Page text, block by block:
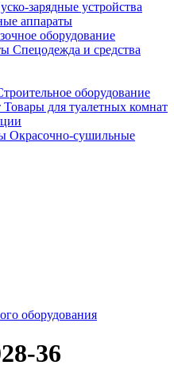
зарядные устройства
аппараты
оборудование
Спецодежда и средства
оборудование
Товары для туалетных комнат
Окрасочно-сушильные
оборудования
36